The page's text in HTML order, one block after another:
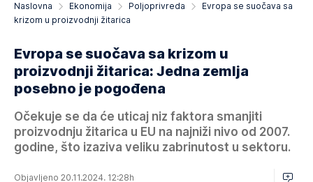
Naslovna Ekonomija Poljoprivreda
Evropa se suočava sa
krizom u proizvodnji žitarica
Evropa se suočava sa krizom u
proizvodnji žitarica: Jedna zemlja
posebno je pogođena
Očekuje se da će uticaj niz faktora smanjiti
proizvodnju žitarica u EU na najniži nivo od 2007.
godine, što izaziva veliku zabrinutost u sektoru.
Objavljeno 20.11.2024. 12:28h